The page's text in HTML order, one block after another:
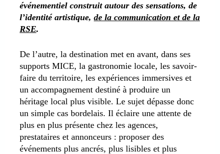
événementiel construit autour des sensations, de
l’identité artistique, de la communication et de la
RSE.
De l’autre, la destination met en avant, dans ses
supports MICE, la gastronomie locale, les savoir-
faire du territoire, les expériences immersives et
un accompagnement destiné à produire un
héritage local plus visible. Le sujet dépasse donc
un simple cas bordelais. Il éclaire une attente de
plus en plus présente chez les agences,
prestataires et annonceurs : proposer des
événements plus ancrés, plus lisibles et plus